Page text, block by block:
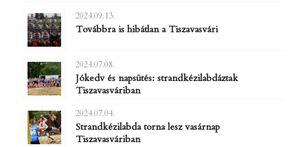
2024.09.13.
Továbbra is hibátlan a Tiszavasvári
2024.07.08.
Jókedv és napsütés: strandkézilabdáztak
Tiszavasváriban
2024.07.04.
Strandkézilabda torna lesz vasárnap
Tiszavasváriban